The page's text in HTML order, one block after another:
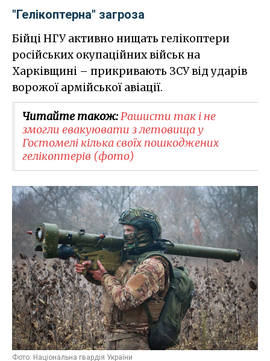
"Гелікоптерна" загроза
Бійці НГУ активно нищать гелікоптери
російських окупаційних військ на
Харківщині – прикривають ЗСУ від ударів
ворожої армійської авіації.
Читайте також:Рашисти так і не
змогли евакуювати з летовища у
Гостомелі кілька своїх пошкоджених
гелікоптерів (фото)
Фото: Національна гвардія України